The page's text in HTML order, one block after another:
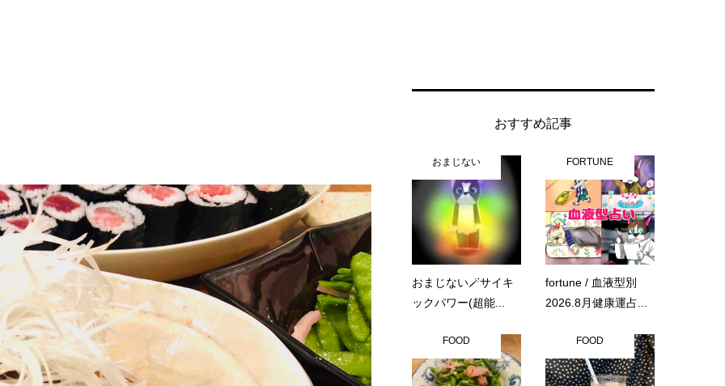
おすすめ記事
おまじない
おまじない🪄サイキ
ックパワー(超能...
FORTUNE
fortune / 血液型別
2026.8月健康運占...
FOOD FOOD